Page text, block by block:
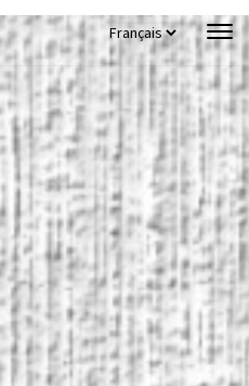
Choisir
une
langue